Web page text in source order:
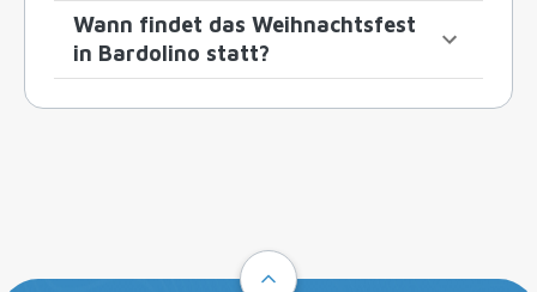
Wann findet das Weihnachtsfest
in Bardolino statt?